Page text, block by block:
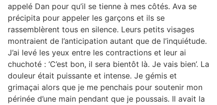
appelé Dan pour qu’il se tienne à mes côtés. Ava se
précipita pour appeler les garçons et ils se
rassemblèrent tous en silence. Leurs petits visages
montraient de l’anticipation autant que de l’inquiétude.
J’ai levé les yeux entre les contractions et leur ai
chuchoté : ‘C’est bon, il sera bientôt là. Je vais bien’. La
douleur était puissante et intense. Je gémis et
grimaçai alors que je me penchais pour soutenir mon
périnée d’une main pendant que je poussais. Il avait la